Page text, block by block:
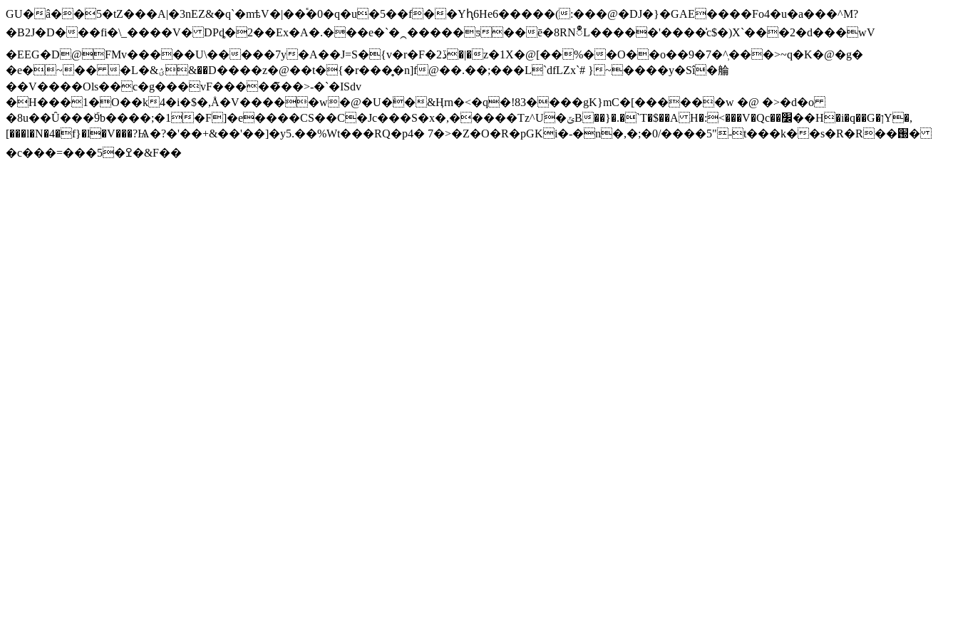
GU�â��5�tZ���A|�3nEZ&�q`�mѣV�|��֕�0�q�u�5��f��Yԧ6He6�����(:���@�DJ�}�GAE����Fo4�u�a���^M?
�B2J�D���fi�\_����V� DPȡ�2��Ex�A�.���e�`�⁔�����ƽ��ē�8RNဳL�����'����͗c$�)X`���2�d���wV
�EEG�D@FMv�����U\�����7y�A��J=S�{v�r�F�2ڏ�|�z�1X�@[��%��O��o��9�7�^̹���>~q�K�@�g�
�e�~�� �L�&ؽ&��D����z�@��t�{�r���̥�n]f@��.��;���L`dfLZx`# }~����y�Sî�䑳
��V����Oӏs��c�g���vF�����̃��>-�`�ISdv
�H���1�O��k4�i�$�,Å�V�����w�@�U�͘�&Ӊrn�<�q�!83����gK}mC�[������w �@ �>�d�o
�8u��Ȗ���ۜ9ƅ����;�1�F]�e����CS��C�Jc���S�x�,�����Tz^U�ݶB��}�.�`T�$��A H�:<���V�Qc��׼��H�i�q��G�ןY�,
[���l�N�4�f}�l�V���?Ѩ�?�'��+&��'��]�y5.��%Wt���RQ�p4� 7�>�Z�O�R�pGKi�-�n�,�;�0/����5"-t���k��s�R�R��֐�
�c���=���5�ߐ�&F��